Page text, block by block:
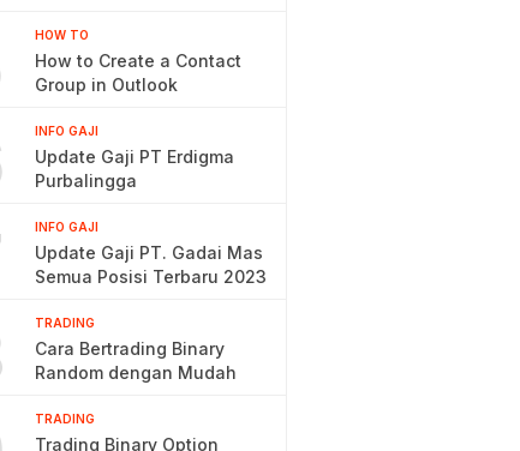
HOW TO
How to Create a Contact
Group in Outlook
INFO GAJI
Update Gaji PT Erdigma
Purbalingga
INFO GAJI
Update Gaji PT. Gadai Mas
Semua Posisi Terbaru 2023
TRADING
Cara Bertrading Binary
Random dengan Mudah
TRADING
Trading Binary Option